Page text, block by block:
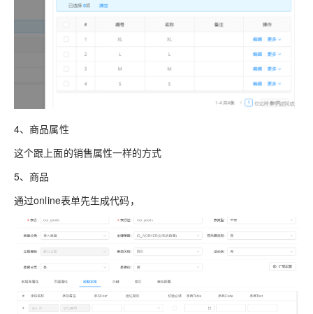
4、商品属性
这个跟上面的销售属性一样的方式
5、商品
通过online表单先生成代码，